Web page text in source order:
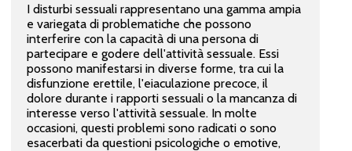
I disturbi sessuali rappresentano una gamma ampia
e variegata di problematiche che possono
interferire con la capacità di una persona di
partecipare e godere dell'attività sessuale. Essi
possono manifestarsi in diverse forme, tra cui la
disfunzione erettile, l'eiaculazione precoce, il
dolore durante i rapporti sessuali o la mancanza di
interesse verso l'attività sessuale. In molte
occasioni, questi problemi sono radicati o sono
esacerbati da questioni psicologiche o emotive,